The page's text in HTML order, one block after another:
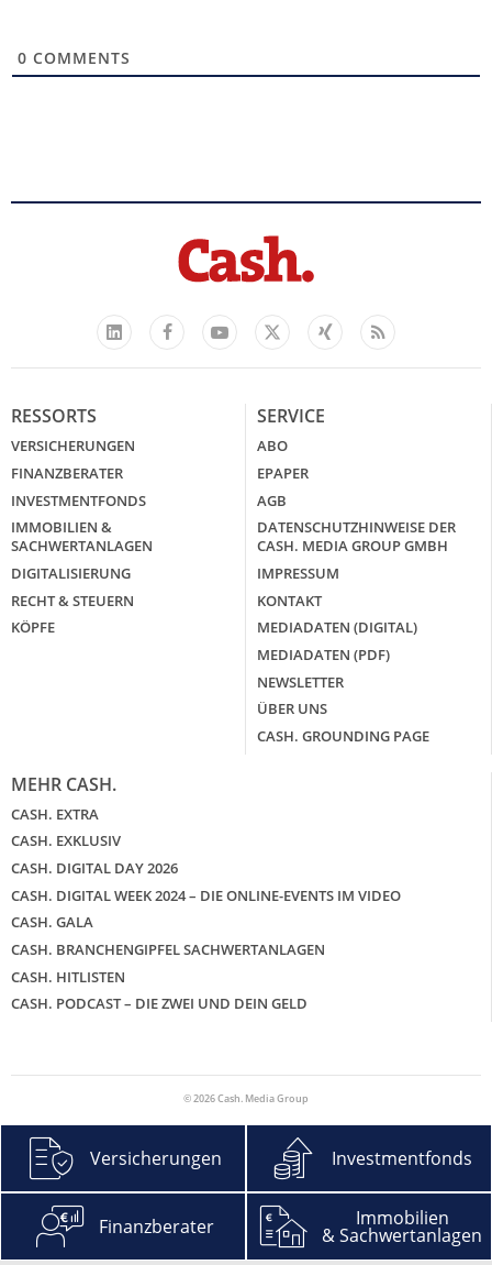
0 COMMENTS
LinkedIn
FacebookYouTube
X
Xing Feed
RESSORTS
VERSICHERUNGEN
FINANZBERATER
INVESTMENTFONDS
IMMOBILIEN &
SACHWERTANLAGEN
DIGITALISIERUNG
RECHT & STEUERN
KÖPFE
SERVICE
ABO
EPAPER
AGB
DATENSCHUTZHINWEISE DER
CASH. MEDIA GROUP GMBH
IMPRESSUM
KONTAKT
MEDIADATEN (DIGITAL)
MEDIADATEN (PDF)
NEWSLETTER
ÜBER UNS
CASH. GROUNDING PAGE
MEHR CASH.
CASH. EXTRA
CASH. EXKLUSIV
CASH. DIGITAL DAY 2026
CASH. DIGITAL WEEK 2024 – DIE ONLINE-EVENTS IM VIDEO
CASH. GALA
CASH. BRANCHENGIPFEL SACHWERTANLAGEN
CASH. HITLISTEN
CASH. PODCAST – DIE ZWEI UND DEIN GELD
© 2026 Cash. Media Group
Versicherungen Investmentfonds
Finanzberater Immobilien
& Sachwertanlagen